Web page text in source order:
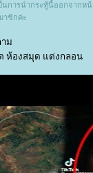
นการนำกระทู้นี้ออกจาก
าชิกค่ะ
ม
ห้องสมุด แต่งกลอน